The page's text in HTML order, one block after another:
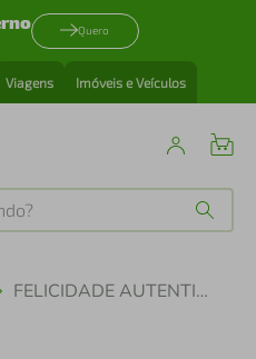
Quero
Viagens Imóveis e Veículos
FELICIDADE AUTENTICA - USE A PSICOLOGIA POSITIVA PARA ALCANÇAR TODO SEU POTENCIAL